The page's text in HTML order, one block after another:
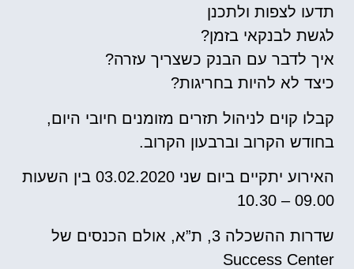
תדעו לצפות ולתכנן
לגשת לבנקאי בזמן?
איך לדבר עם הבנק כשצריך עזרה?
כיצד לא להיות בחריגות?
קבלו קוים לניהול תזרים מזומנים חיובי היום,
בחודש הקרוב וברבעון הקרוב.
האירוע יתקיים ביום שני 03.02.2020 בין השעות
09.00 – 10.30
שדרות ההשכלה 3, ת”א, אולם הכנסים של
Success Center